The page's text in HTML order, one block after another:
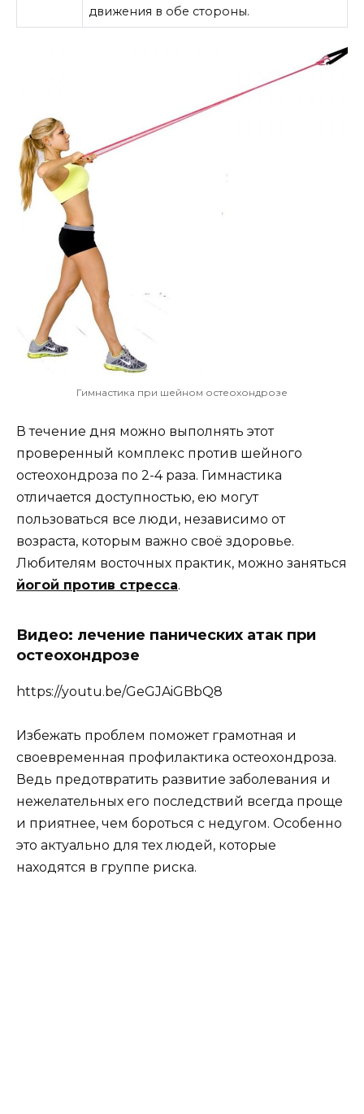
движения в обе стороны.
Гимнастика при шейном остеохондрозе
В течение дня можно выполнять этот
проверенный комплекс против шейного
остеохондроза по 2-4 раза. Гимнастика
отличается доступностью, ею могут
пользоваться все люди, независимо от
возраста, которым важно своё здоровье.
Любителям восточных практик, можно заняться
йогой против стресса.
Видео: лечение панических атак при
остеохондрозе
https://youtu.be/GeGJAiGBbQ8
Избежать проблем поможет грамотная и
своевременная профилактика остеохондроза.
Ведь предотвратить развитие заболевания и
нежелательных его последствий всегда проще
и приятнее, чем бороться с недугом. Особенно
это актуально для тех людей, которые
находятся в группе риска.